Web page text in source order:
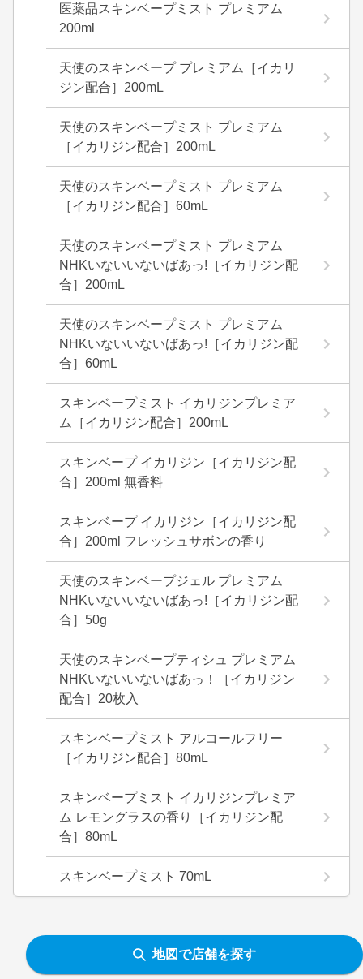
医薬品スキンベープミスト プレミアム
200ml
天使のスキンベープ プレミアム［イカリ
ジン配合］200mL
天使のスキンベープミスト プレミアム
［イカリジン配合］200mL
天使のスキンベープミスト プレミアム
［イカリジン配合］60mL
天使のスキンベープミスト プレミアム
NHKいないいないばあっ!［イカリジン配
合］200mL
天使のスキンベープミスト プレミアム
NHKいないいないばあっ!［イカリジン配
合］60mL
スキンベープミスト イカリジンプレミア
ム［イカリジン配合］200mL
スキンベープ イカリジン［イカリジン配
合］200ml 無香料
スキンベープ イカリジン［イカリジン配
合］200ml フレッシュサボンの香り
天使のスキンベープジェル プレミアム
NHKいないいないばあっ!［イカリジン配
合］50g
天使のスキンベープティシュ プレミアム
NHKいないいないばあっ！［イカリジン
配合］20枚入
スキンベープミスト アルコールフリー
［イカリジン配合］80mL
スキンベープミスト イカリジンプレミア
ム レモングラスの香り［イカリジン配
合］80mL
スキンベープミスト 70mL
地図で店舗を探す